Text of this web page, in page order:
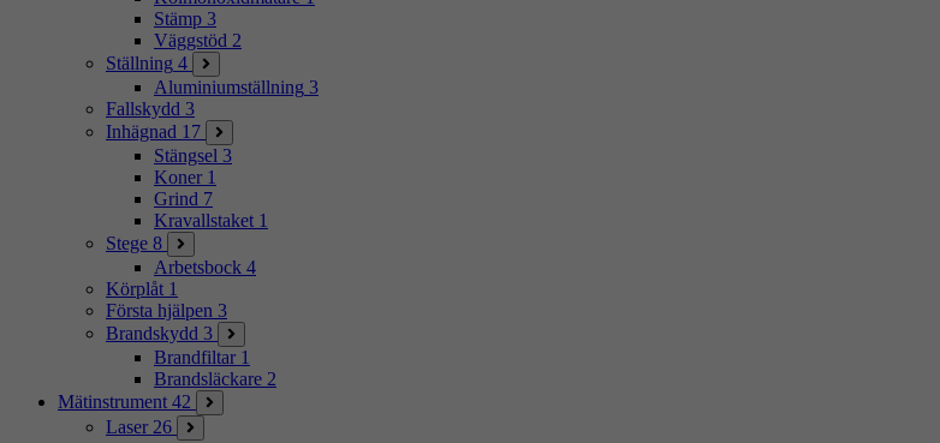
Stämp 3
Väggstöd 2
Ställning 4
Aluminiumställning 3
Fallskydd 3
Inhägnad 17
Stängsel 3
Koner 1
Grind 7
Kravallstaket 1
Stege 8
Arbetsbock 4
Körplåt 1
Första hjälpen 3
Brandskydd 3
Brandfiltar 1
Brandsläckare 2
Mätinstrument 42
Laser 26